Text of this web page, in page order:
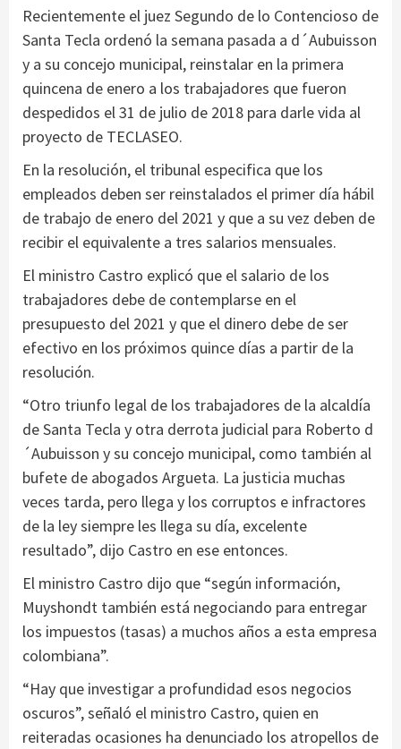
Recientemente el juez Segundo de lo Contencioso de
Santa Tecla ordenó la semana pasada a d´Aubuisson
y a su concejo municipal, reinstalar en la primera
quincena de enero a los trabajadores que fueron
despedidos el 31 de julio de 2018 para darle vida al
proyecto de TECLASEO.
En la resolución, el tribunal especifica que los
empleados deben ser reinstalados el primer día hábil
de trabajo de enero del 2021 y que a su vez deben de
recibir el equivalente a tres salarios mensuales.
El ministro Castro explicó que el salario de los
trabajadores debe de contemplarse en el
presupuesto del 2021 y que el dinero debe de ser
efectivo en los próximos quince días a partir de la
resolución.
“Otro triunfo legal de los trabajadores de la alcaldía
de Santa Tecla y otra derrota judicial para Roberto d
´Aubuisson y su concejo municipal, como también al
bufete de abogados Argueta. La justicia muchas
veces tarda, pero llega y los corruptos e infractores
de la ley siempre les llega su día, excelente
resultado”, dijo Castro en ese entonces.
El ministro Castro dijo que “según información,
Muyshondt también está negociando para entregar
los impuestos (tasas) a muchos años a esta empresa
colombiana”.
“Hay que investigar a profundidad esos negocios
oscuros”, señaló el ministro Castro, quien en
reiteradas ocasiones ha denunciado los atropellos de